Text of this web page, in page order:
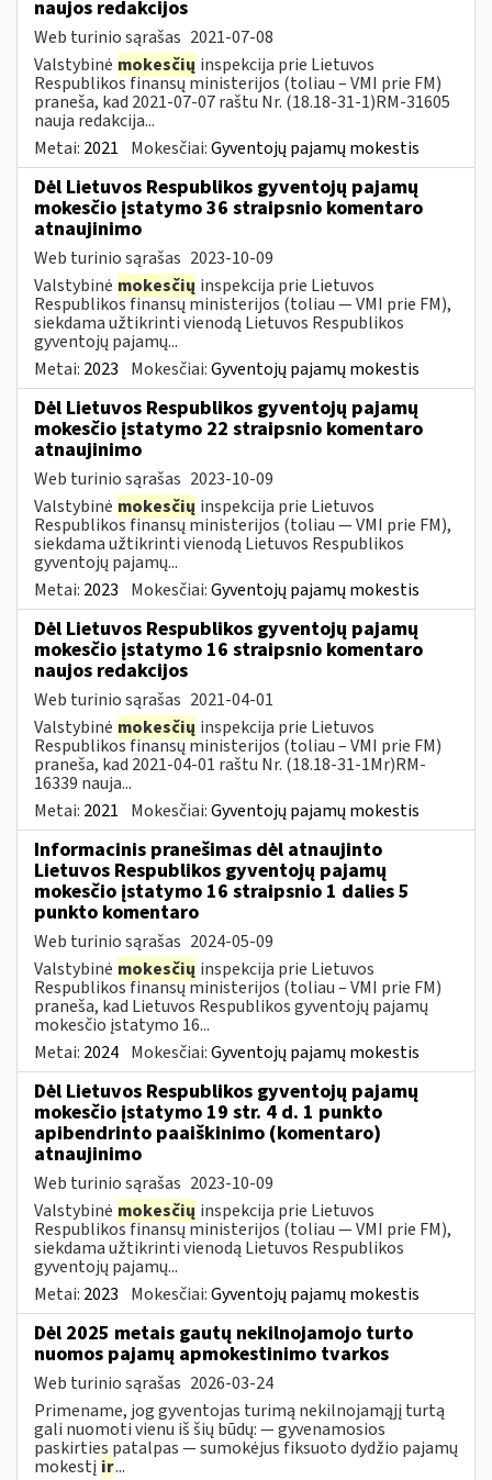
naujos redakcijos
Web turinio sąrašas 2021-07-08
Valstybinė mokesčių inspekcija prie Lietuvos
Respublikos finansų ministerijos (toliau – VMI prie FM)
praneša, kad 2021-07-07 raštu Nr. (18.18-31-1)RM-31605
nauja redakcija...
Metai: 2021 Mokesčiai:Gyventojų pajamų mokestis
Dėl Lietuvos Respublikos gyventojų pajamų
mokesčio įstatymo 36 straipsnio komentaro
atnaujinimo
Web turinio sąrašas 2023-10-09
Valstybinė mokesčių inspekcija prie Lietuvos
Respublikos finansų ministerijos (toliau — VMI prie FM),
siekdama užtikrinti vienodą Lietuvos Respublikos
gyventojų pajamų...
Metai: 2023 Mokesčiai:Gyventojų pajamų mokestis
Dėl Lietuvos Respublikos gyventojų pajamų
mokesčio įstatymo 22 straipsnio komentaro
atnaujinimo
Web turinio sąrašas 2023-10-09
Valstybinė mokesčių inspekcija prie Lietuvos
Respublikos finansų ministerijos (toliau — VMI prie FM),
siekdama užtikrinti vienodą Lietuvos Respublikos
gyventojų pajamų...
Metai: 2023 Mokesčiai:Gyventojų pajamų mokestis
Dėl Lietuvos Respublikos gyventojų pajamų
mokesčio įstatymo 16 straipsnio komentaro
naujos redakcijos
Web turinio sąrašas 2021-04-01
Valstybinė mokesčių inspekcija prie Lietuvos
Respublikos finansų ministerijos (toliau – VMI prie FM)
praneša, kad 2021-04-01 raštu Nr. (18.18-31-1Mr)RM-
16339 nauja...
Metai: 2021 Mokesčiai:Gyventojų pajamų mokestis
Informacinis pranešimas dėl atnaujinto
Lietuvos Respublikos gyventojų pajamų
mokesčio įstatymo 16 straipsnio 1 dalies 5
punkto komentaro
Web turinio sąrašas 2024-05-09
Valstybinė mokesčių inspekcija prie Lietuvos
Respublikos finansų ministerijos (toliau – VMI prie FM)
praneša, kad Lietuvos Respublikos gyventojų pajamų
mokesčio įstatymo 16...
Metai: 2024 Mokesčiai:Gyventojų pajamų mokestis
Dėl Lietuvos Respublikos gyventojų pajamų
mokesčio įstatymo 19 str. 4 d. 1 punkto
apibendrinto paaiškinimo (komentaro)
atnaujinimo
Web turinio sąrašas 2023-10-09
Valstybinė mokesčių inspekcija prie Lietuvos
Respublikos finansų ministerijos (toliau — VMI prie FM),
siekdama užtikrinti vienodą Lietuvos Respublikos
gyventojų pajamų...
Metai: 2023 Mokesčiai:Gyventojų pajamų mokestis
Dėl 2025 metais gautų nekilnojamojo turto
nuomos pajamų apmokestinimo tvarkos
Web turinio sąrašas 2026-03-24
Primename, jog gyventojas turimą nekilnojamąjį turtą
gali nuomoti vienu iš šių būdų: — gyvenamosios
paskirties patalpas — sumokėjus fiksuoto dydžio pajamų
mokestį ir...